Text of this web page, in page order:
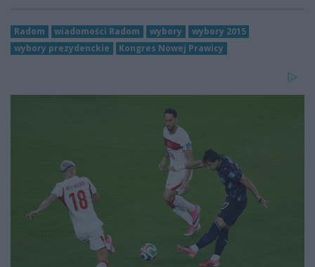
Radom wiadomości Radom wybory
wybory 2015
wybory prezydenckie
Kongres Nowej Prawicy